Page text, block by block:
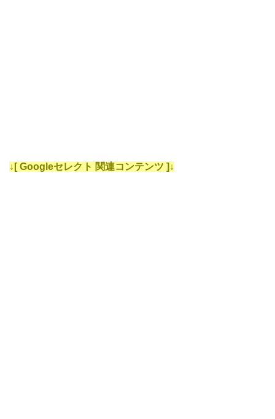
↓[ Googleセレクト 関連コンテンツ ]↓